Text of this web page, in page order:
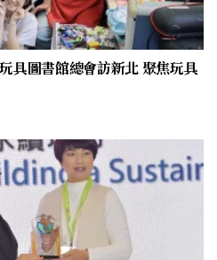
具圖書館總會訪新北 聚焦玩具